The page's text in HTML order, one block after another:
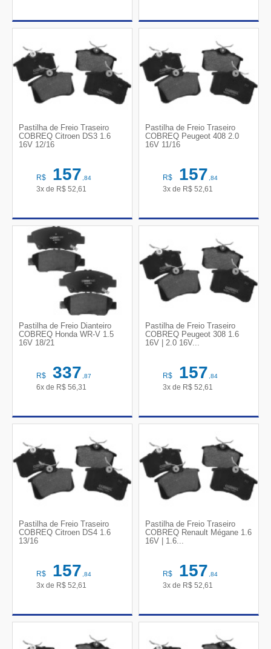
Pastilha de Freio Traseiro
COBREQ Citroen DS3 1.6
16V 12/16
R$ 157,84
3x de R$ 52,61
Pastilha de Freio Traseiro
COBREQ Peugeot 408 2.0
16V 11/16
R$ 157,84
3x de R$ 52,61
Pastilha de Freio Dianteiro
COBREQ Honda WR-V 1.5
16V 18/21
R$ 337,87
6x de R$ 56,31
Pastilha de Freio Traseiro
COBREQ Peugeot 308 1.6
16V | 2.0 16V...
R$ 157,84
3x de R$ 52,61
Pastilha de Freio Traseiro
COBREQ Citroen DS4 1.6
13/16
R$ 157,84
3x de R$ 52,61
Pastilha de Freio Traseiro
COBREQ Renault Mégane 1.6
16V | 1.6...
R$ 157,84
3x de R$ 52,61